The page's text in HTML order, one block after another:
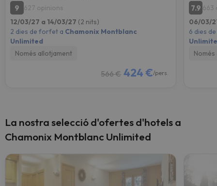
9
627 opinions
12/03/27 a 14/03/27 (2 nits)
2 dies de forfet a Chamonix Montblanc
Unlimited
Només allotjament
566 € 424 €/pers.
7.9 663
06/03/
6 dies
La nostra selecció d'ofertes d'hotels a
Chamonix Montblanc Unlimited